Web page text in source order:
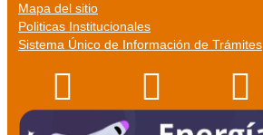
Mapa del sitio
Politicas Institucionales
Sistema Único de Información de Trámites